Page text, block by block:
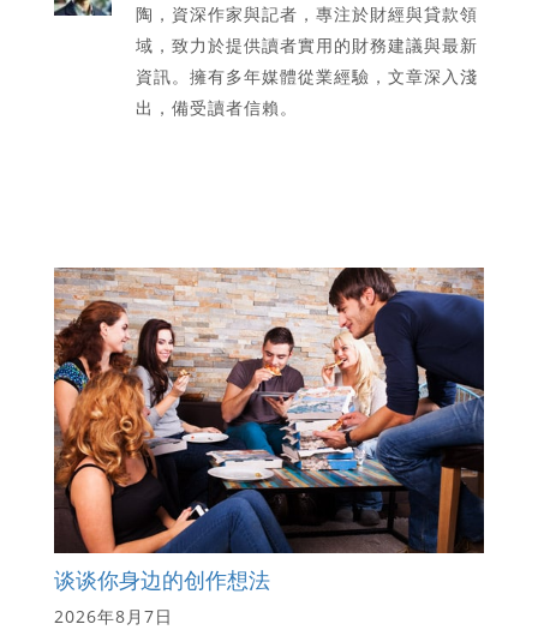
陶，資深作家與記者，專注於財經與貸款領
域，致力於提供讀者實用的財務建議與最新
資訊。擁有多年媒體從業經驗，文章深入淺
出，備受讀者信賴。
谈谈你身边的创作想法
2026年8月7日